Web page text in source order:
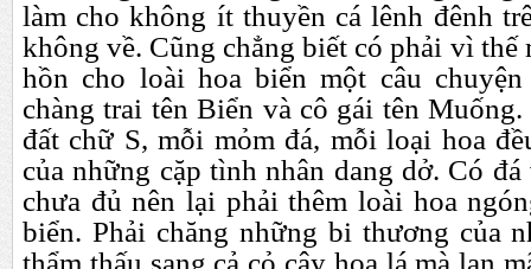
làm cho không ít thuyền cá lênh đênh
không về. Cũng chẳng biết có phải vì thế
hồn cho loài hoa biển một câu
chàng trai tên Biển và cô gái tên
đất chữ S, mỗi mỏm đá, mỗi loại hoa đ
của những cặp tình nhân dang dở. Có đá
chưa đủ nên lại phải thêm loài hoa
biển. Phải chăng những bi thương của